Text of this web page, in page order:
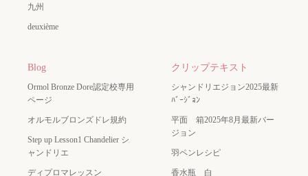
九州
deuxième
Blog
Ormol Bronze Dore認定校専用
ページ
オルモルブロンズドレ規約
Step up Lesson1 Chandelier シ
ャンドリエ
ディプロマレッスン
クリップテキスト
シャンドリエジョン2025最新
ﾊﾞｰｼﾞｮﾝ
平面 箱2025年8月最新バー
ジョン
羽ペンレシピ
香水瓶 白